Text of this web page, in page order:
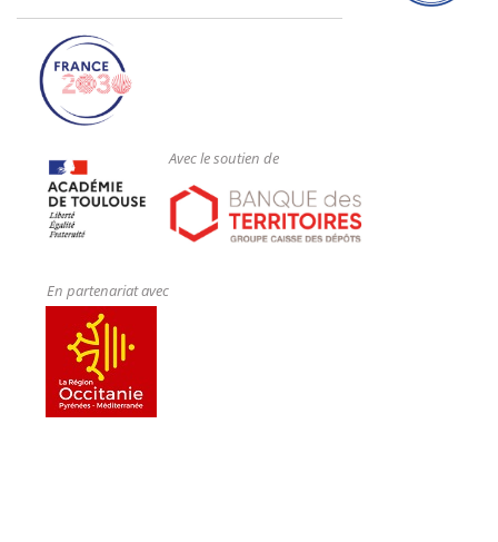
Avec le soutien de
En partenariat avec